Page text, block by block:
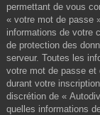
permettant de vous
« votre mot de passe
informations de votre
de protection des
serveur. Toutes les
votre mot de passe et
durant votre
discrétion de «
quelles informations